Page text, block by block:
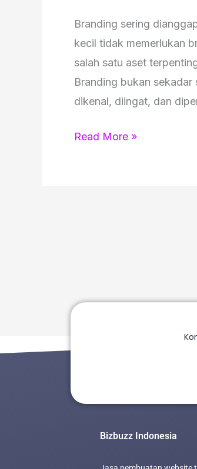
Branding sering
kecil tidak memerlukan
salah satu aset
Branding bukan
dikenal, diingat, dan
Read More »
Bizbuzz Indonesia